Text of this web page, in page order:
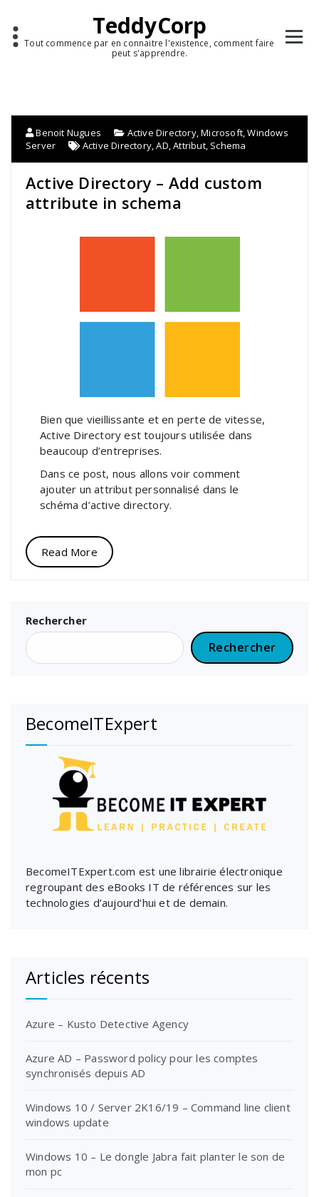
TeddyCorp
Tout commence par en connaitre l'existence, comment faire
peut s'apprendre.
Benoit Nugues Active Directory,Microsoft ,Windows
Server
Active Directory ,AD ,Attribut, Schema
Active Directory – Add custom
attribute in schema
Bien que vieillissante et en perte de vitesse,
Active Directory est toujours utilisée dans
beaucoup d’entreprises.
Dans ce post, nous allons voir comment
ajouter un attribut personnalisé dans le
schéma d’active directory.
Read More
Rechercher
Rechercher
BecomeITExpert
BecomeITExpert.com est une librairie électronique
regroupant des eBooks IT de références sur les
technologies d’aujourd’hui et de demain.
Articles récents
Azure – Kusto Detective Agency
Azure AD – Password policy pour les comptes
synchronisés depuis AD
Windows 10 / Server 2K16/19 – Command line client
windows update
Windows 10 – Le dongle Jabra fait planter le son de
mon pc